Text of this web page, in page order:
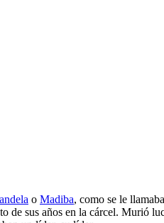
o Madiba, como se le
de sus años en la cárcel. Murió